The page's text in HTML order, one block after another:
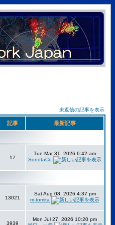
未返信の記事を表示
記事 最新記事
17
Tue Mar 31, 2026 6:42 am
SonotaCo
13021
Sat Aug 08, 2026 4:37 pm
m-tomita
3939
Mon Jul 27, 2026 10:20 pm